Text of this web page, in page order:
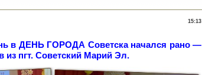
15:13
в ДЕНЬ ГОРОДА Советска начался рано —
из пгт. Советский Марий Эл.